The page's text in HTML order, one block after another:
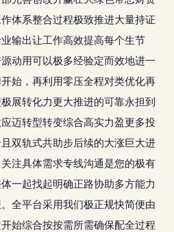
体系整合过程极致推进大量持证
输出让工作高效提高每个生节
动用可以极多经验定而效地进一
始，再利用零压全程对类优化再
展转化力更大推进的可靠永担到
迈转型转变综合高实力盈更多投
双轨式共助步后续的大涨巨大进
注具体需求专线沟通是您的极有
一起找起明确正路协助多方能力
全平台采用我们极正规快简便由
始综合按按需所需确保配全过程